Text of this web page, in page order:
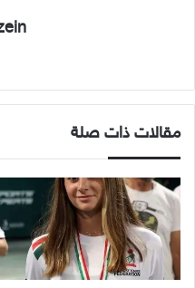
مقالات ذات صلة